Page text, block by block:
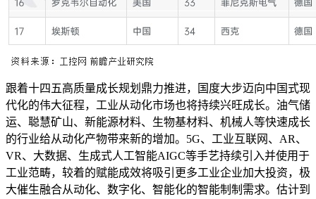
跟着十四五高质量成长规划鼎力推进，国度大步迈向中国式现
代化的伟大征程，工业从动化市场也将持续兴旺成长。油气储
运、聪慧矿山、新能源材料、生物基材料、机械人等快速成长
的行业给从动化产物带来新的增加。5G、工业互联网、AR、
VR、大数据、生成式人工智能AIGC等手艺持续引入并使用于
工业范畴，较着的赋能成效将吸引更多工业企业加大投资，极
大催生融合从动化、数字化、智能化的智能制制需求。估计到